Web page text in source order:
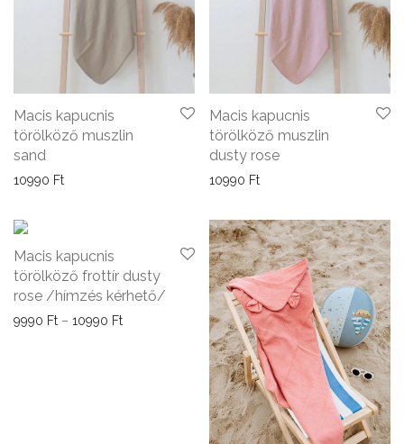
Macis kapucnis
törölköző muszlin
sand
10990 Ft
Macis kapucnis
törölköző muszlin
dusty rose
10990 Ft
Macis kapucnis
törölköző frottír dusty
rose /hímzés kérhető/
9990 Ft – 10990 FtÁrtartomány: 9990 Ft - 10990 Ft